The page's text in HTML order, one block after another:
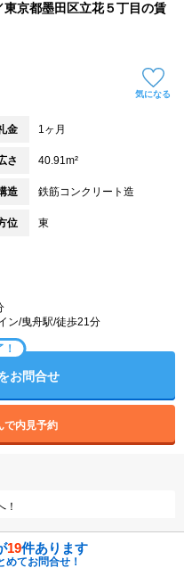
京都墨田区立花５丁目の賃
気になる
金 1ヶ月
さ 40.91m²
造 鉄筋コンクリート造
位 東
ン/曳舟駅/徒歩21分
お問合せ
で内見予約
！
19件あります
めてお問合せ！